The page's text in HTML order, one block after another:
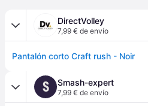
DirectVolley
7,99 € de envío
Pantalón corto Craft rush - Noir
S Smash-expert
7,99 € de envío